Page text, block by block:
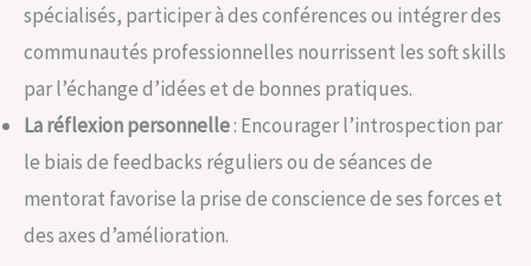
spécialisés, participer à des conférences ou intégrer des
communautés professionnelles nourrissent les soft skills
par l’échange d’idées et de bonnes pratiques.
La réflexion personnelle: Encourager l’introspection par
le biais de feedbacks réguliers ou de séances de
mentorat favorise la prise de conscience de ses forces et
des axes d’amélioration.